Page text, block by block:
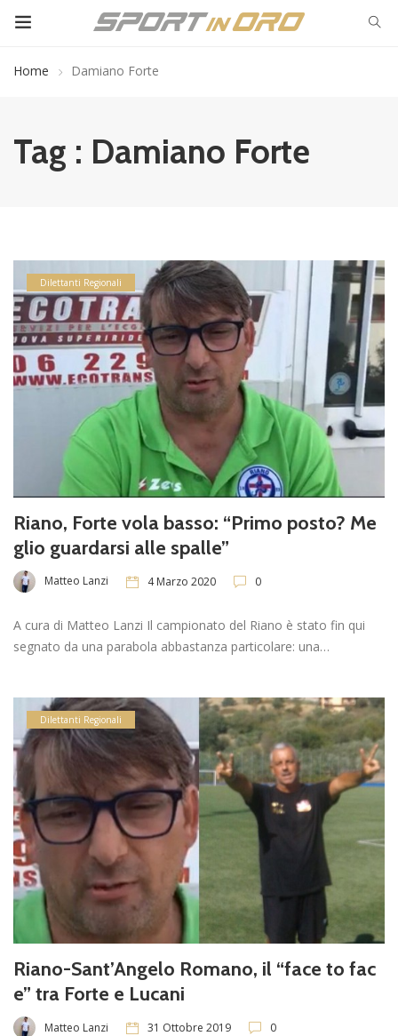
Home Damiano Forte
Tag : Damiano Forte
Dilettanti Regionali
Riano, Forte vola basso: “Primo posto? Me
glio guardarsi alle spalle”
Matteo Lanzi 4 Marzo 2020 0
A cura di Matteo Lanzi Il campionato del Riano è stato fin qui
segnato da una parabola abbastanza particolare: una…
Dilettanti Regionali
Riano-Sant’Angelo Romano, il “face to fac
e” tra Forte e Lucani
Matteo Lanzi 31 Ottobre 2019 0